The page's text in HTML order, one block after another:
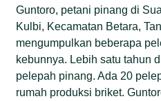
Guntoro, petani pinang di
Kulbi, Kecamatan Betara,
mengumpulkan beberapa
kebunnya. Lebih satu tahun
pelepah pinang. Ada 20
rumah produksi briket.